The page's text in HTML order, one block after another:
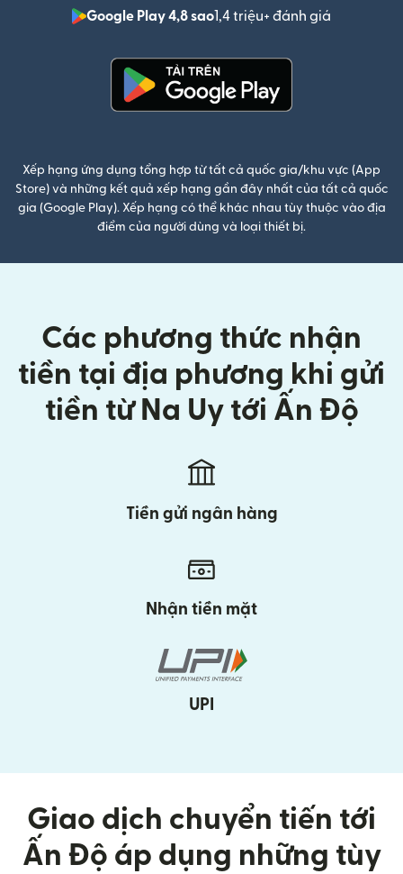
Google Play 4,8 sao1,4 triệu+ đánh giá
Xếp hạng ứng dụng tổng hợp từ tất cả quốc gia/khu vực (App
Store) và những kết quả xếp hạng gần đây nhất của tất cả quốc
gia (Google Play). Xếp hạng có thể khác nhau tùy thuộc vào địa
điểm của người dùng và loại thiết bị.
Các phương thức nhận
tiền tại địa phương khi gửi
tiền từ Na Uy tới Ấn Độ
Tiền gửi ngân hàng
Nhận tiền mặt
UPI
Giao dịch chuyển tiến tới
Ấn Độ áp dụng những tùy